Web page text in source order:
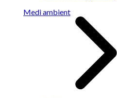
Medi ambient